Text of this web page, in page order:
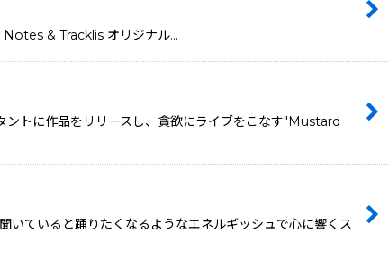
Notes & Tracklis オリジナル…
トに作品をリリースし、貪欲にライブをこなす"Mustard
ていると踊りたくなるようなエネルギッシュで心に響くス